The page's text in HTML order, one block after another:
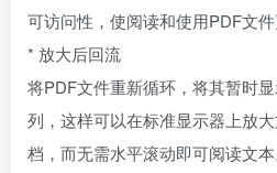
可访问性，使阅读和使用PDF文件
* 放大后回流
将PDF文件重新循环，将其暂时
列，这样可以在标准显示器上放
档，而无需水平滚动即可阅读文本